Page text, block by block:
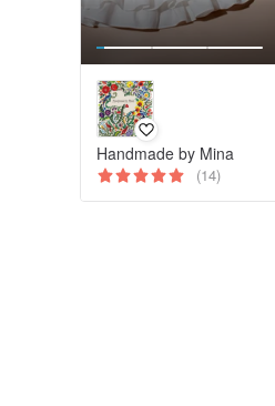
Handmade by Mina
(14)